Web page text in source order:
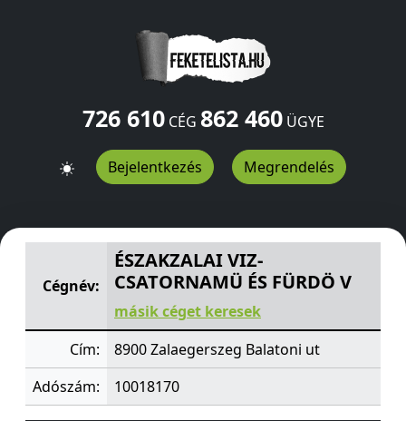
726 610CÉG 862 460ÜGYE
Bejelentkezés Megrendelés
ÉSZAKZALAI VIZ-CSATORNAMÜ ÉS FÜRDÖ V
Cégnév:
ÉSZAKZALAI VIZ-
CSATORNAMÜ ÉS FÜRDÖ V
másik céget keresek
Cím:
8900 Zalaegerszeg Balatoni ut
Adószám:
10018170